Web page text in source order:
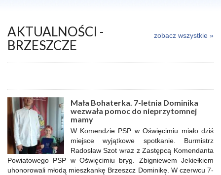
zobacz wszystkie »
AKTUALNOŚCI -
BRZESZCZE
Mała Bohaterka. 7-letnia Dominika
wezwała pomoc do nieprzytomnej
mamy
W Komendzie PSP w Oświęcimiu miało dziś
miejsce wyjątkowe spotkanie. Burmistrz
Radosław Szot wraz z Zastępcą Komendanta
Powiatowego PSP w Oświęcimiu bryg. Zbigniewem Jekiełkiem
uhonorowali młodą mieszkankę Brzeszcz Dominikę. W czerwcu 7-